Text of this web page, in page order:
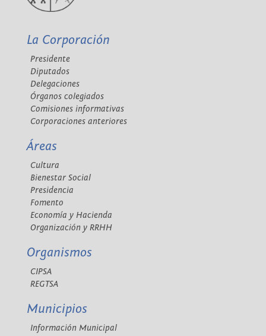
La Corporación
Presidente
Diputados
Delegaciones
Órganos colegiados
Comisiones informativas
Corporaciones anteriores
Áreas
Cultura
Bienestar Social
Presidencia
Fomento
Economía y Hacienda
Organización y RRHH
Organismos
CIPSA
REGTSA
Municipios
Información Municipal